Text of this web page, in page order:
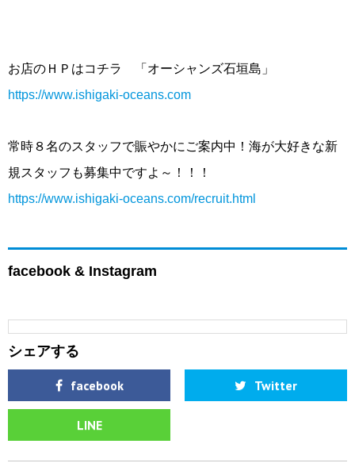
お店のＨＰはコチラ 「オーシャンズ石垣島」
https://www.ishigaki-oceans.com
常時８名のスタッフで賑やかにご案内中！海が大好きな新
規スタッフも募集中ですよ～！！！
https://www.ishigaki-oceans.com/recruit.html
facebook & Instagram
シェアする
facebook Twitter
LINE